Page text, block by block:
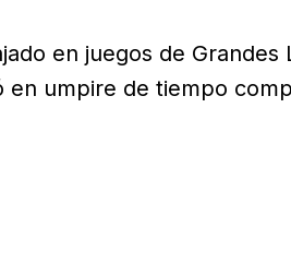
en juegos de Grandes
en umpire de tiempo